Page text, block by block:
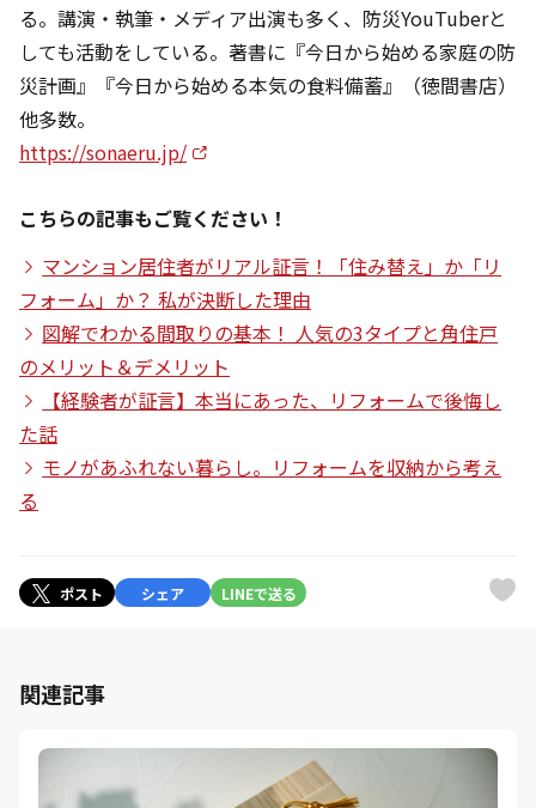
る。講演・執筆・メディア出演も多く、防災YouTuberと
しても活動をしている。著書に『今日から始める家庭の防
災計画』『今日から始める本気の食料備蓄』（徳間書店）
他多数。
https://sonaeru.jp/
こちらの記事もご覧ください！
マンション居住者がリアル証言！「住み替え」か「リ
フォーム」か？ 私が決断した理由
図解でわかる間取りの基本！ 人気の3タイプと角住戸
のメリット＆デメリット
【経験者が証言】本当にあった、リフォームで後悔し
た話
モノがあふれない暮らし。リフォームを収納から考え
る
ポスト シェア LINEで送る
関連記事